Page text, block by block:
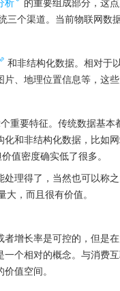
三个渠道。当前物联网数
和非结构化数据。相对于
、地理位置信息等，这
重要特征。传统数据基
和非结构化数据，比如
值密度确实低了很多。
理得了，当然也可以称
，而且很有价值。
增长率是可控的，但是
个相对的概念。与消费
值空间。